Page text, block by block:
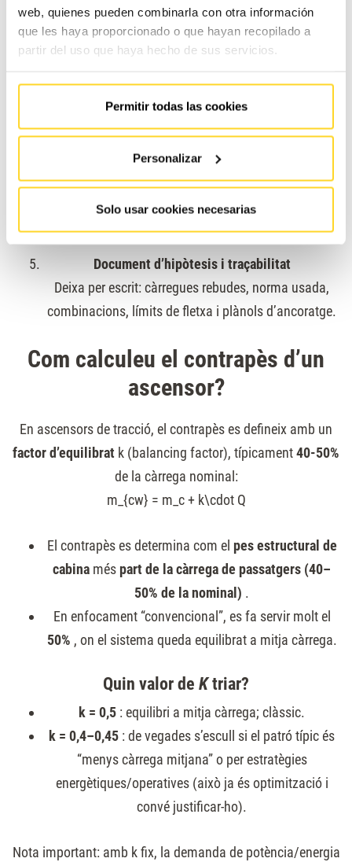
web, quienes pueden combinarla con otra información
que les haya proporcionado o que hayan recopilado a
partir del uso que haya hecho de sus servicios.
Permitir todas las cookies
Personalizar
Solo usar cookies necesarias
dimensionar llosa i murs del fossat amb càrregues de
buffers i reaccions lliurades,
comprovar punxonament/ancoratges si hi ha
bastidors o plaques embegudes.
Bigues de màquina / politges
comprovar ancoratges, plaques, rigiditzadors.
Document d’hipòtesis i traçabilitat
Deixa per escrit: càrregues rebudes, norma usada,
combinacions, límits de fletxa i plànols d’ancoratge.
Com calculeu el contrapès d’un
ascensor?
En ascensors de tracció, el contrapès es defineix amb un
factor d’equilibrat k (balancing factor), típicament40-50%
de la càrrega nominal:
m_{cw} = m_c + k\cdot Q
El contrapès es determina com el pes estructural de
cabina més part de la càrrega de passatgers (40–
50% de la nominal) .
En enfocament “convencional”, es fa servir molt el
50% , on el sistema queda equilibrat a mitja càrrega.
Quin valor de Ktriar?
k = 0,5 : equilibri a mitja càrrega; clàssic.
k = 0,4–0,45 : de vegades s’escull si el patró típic és
“menys càrrega mitjana” o per estratègies
energètiques/operatives (això ja és optimització i
convé justificar-ho).
Nota important: amb kfix, la demanda de potència/energia